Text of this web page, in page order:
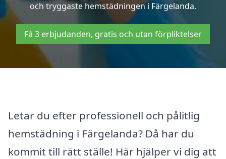
och tryggaste hemstädningen i Färgelanda.
Få 3 erbjudanden, gratis och utan förpliktelser
Letar du efter professionell och pålitlig
hemstädning i Färgelanda? Då har du
kommit till rätt ställe! Här hjälper vi dig att